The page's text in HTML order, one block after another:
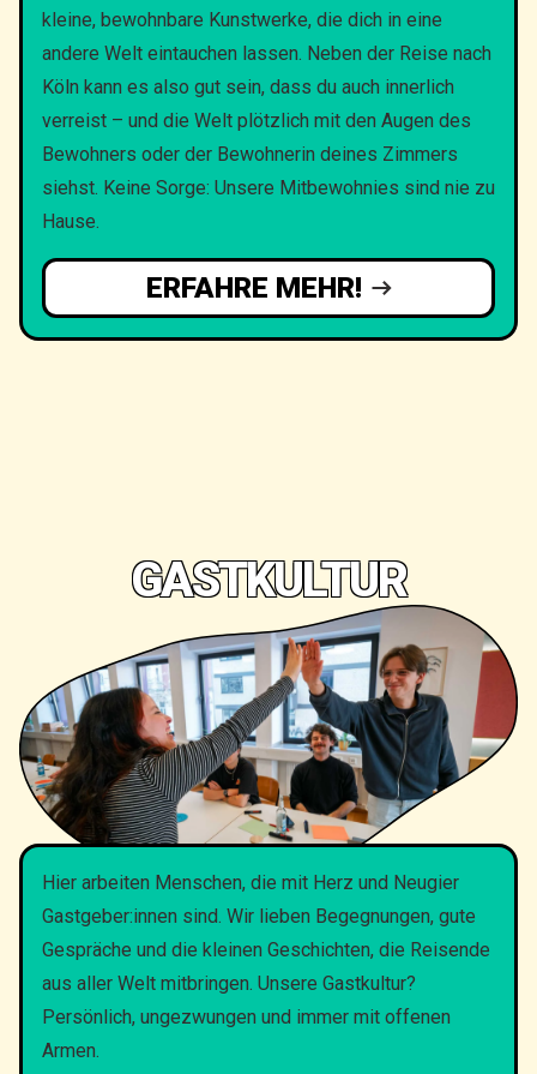
kleine, bewohnbare Kunstwerke, die dich in eine
andere Welt eintauchen lassen. Neben der Reise nach
Köln kann es also gut sein, dass du auch innerlich
verreist – und die Welt plötzlich mit den Augen des
Bewohners oder der Bewohnerin deines Zimmers
siehst. Keine Sorge: Unsere Mitbewohnies sind nie zu
Hause.
ERFAHRE MEHR!
GASTKULTUR
Hier arbeiten Menschen, die mit Herz und Neugier
Gastgeber:innen sind. Wir lieben Begegnungen, gute
Gespräche und die kleinen Geschichten, die Reisende
aus aller Welt mitbringen. Unsere Gastkultur?
Persönlich, ungezwungen und immer mit offenen
Armen.